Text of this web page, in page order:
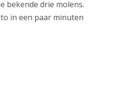
bekende drie molens.
in een paar minuten